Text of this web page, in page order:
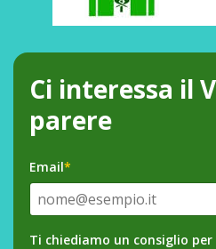
Ci interessa il
parere
Email*
Ti chiediamo un consiglio